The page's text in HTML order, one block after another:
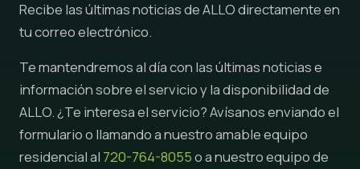
Recibe las últimas noticias de ALLO directamente en
tu correo electrónico.
Te mantendremos al día con las últimas noticias e
información sobre el servicio y la disponibilidad de
ALLO. ¿Te interesa el servicio? Avísanos enviando el
formulario o llamando a nuestro amable equipo
residencial al 720-764-8055o a nuestro equipo de